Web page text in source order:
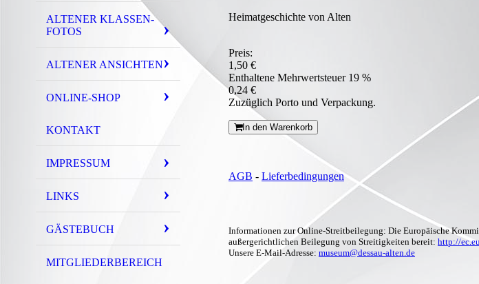
ALTENER KLASSEN-
FOTOS
ALTENER ANSICHTEN
ONLINE-SHOP
KONTAKT
IMPRESSUM
LINKS
GÄSTEBUCH
MITGLIEDERBEREICH
Heimatgeschichte von Alten
Preis:
1,50 €
Enthaltene Mehrwertsteuer 19 %
0,24 €
Zuzüglich Porto und Verpackung.
In den Warenkorb
AGB - Lieferbedingungen
Informationen zur Online-Streitbeilegung: Die Europäische
außergerichtlichen Beilegung von Streitigkeiten bereit: http://
Unsere E-Mail-Adresse: museum@dessau-alten.de